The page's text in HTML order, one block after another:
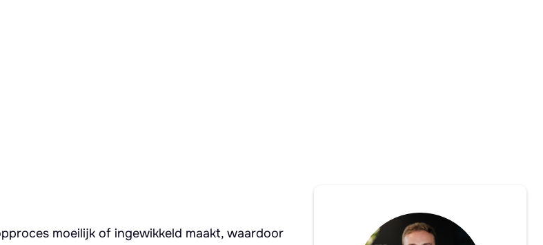
moeilijk of ingewikkeld maakt, waardoor